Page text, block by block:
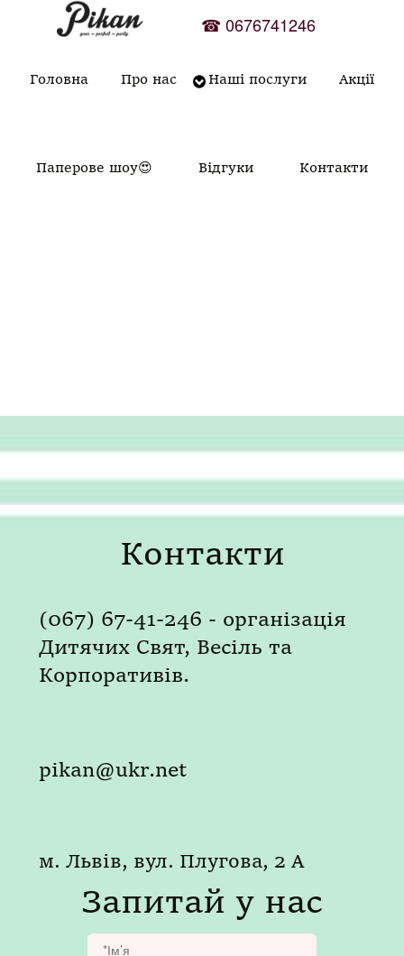
☎0676741246
Головна Про нас Наші послуги Акції
Паперове шоу😍 Відгуки Контакти
Контакти
(067) 67-41-246 - організація
Дитячих Свят, Весіль та
Корпоративів.
pikan@ukr.net
м. Львів, вул. Плугова, 2 А
Запитай у нас